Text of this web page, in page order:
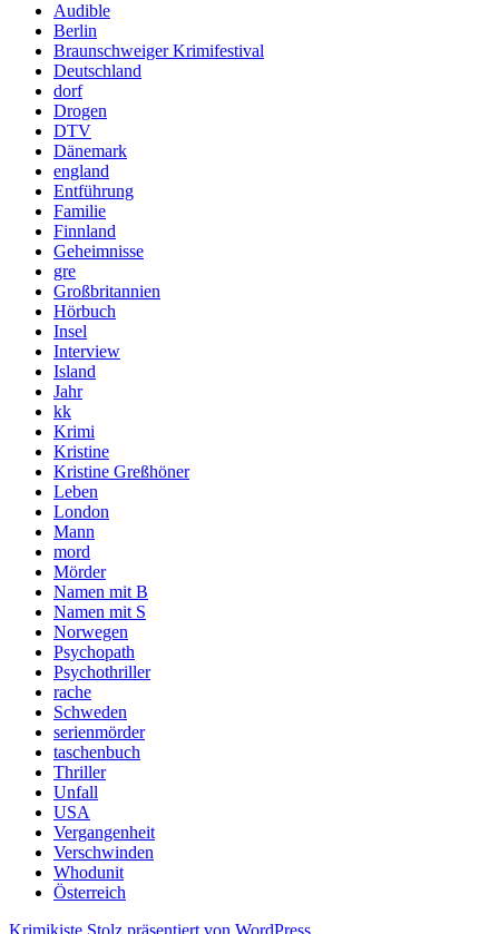
Audible
Berlin
Braunschweiger Krimifestival
Deutschland
dorf
Drogen
DTV
Dänemark
england
Entführung
Familie
Finnland
Geheimnisse
gre
Großbritannien
Hörbuch
Insel
Interview
Island
Jahr
kk
Krimi
Kristine
Kristine Greßhöner
Leben
London
Mann
mord
Mörder
Namen mit B
Namen mit S
Norwegen
Psychopath
Psychothriller
rache
Schweden
serienmörder
taschenbuch
Thriller
Unfall
USA
Vergangenheit
Verschwinden
Whodunit
Österreich